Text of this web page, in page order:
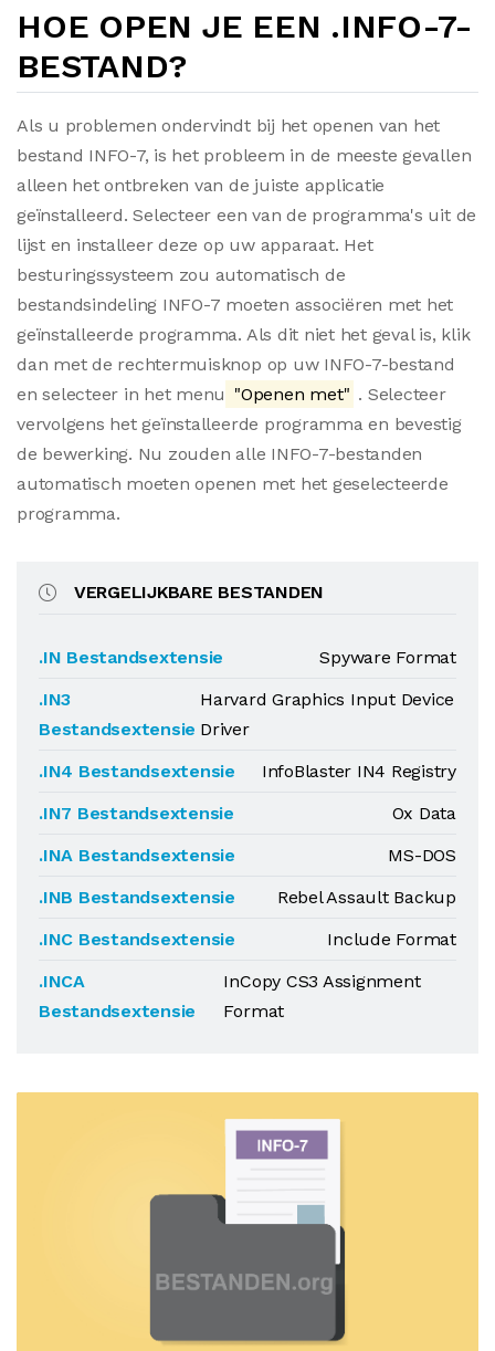
HOE OPEN JE EEN .INFO-7-
BESTAND?
Als u problemen ondervindt bij het openen van het
bestand INFO-7, is het probleem in de meeste gevallen
alleen het ontbreken van de juiste applicatie
geïnstalleerd. Selecteer een van de programma's uit de
lijst en installeer deze op uw apparaat. Het
besturingssysteem zou automatisch de
bestandsindeling INFO-7 moeten associëren met het
geïnstalleerde programma. Als dit niet het geval is, klik
dan met de rechtermuisknop op uw INFO-7-bestand
en selecteer in het menu "Openen met" . Selecteer
vervolgens het geïnstalleerde programma en bevestig
de bewerking. Nu zouden alle INFO-7-bestanden
automatisch moeten openen met het geselecteerde
programma.
VERGELIJKBARE BESTANDEN
.IN Bestandsextensie
Spyware Format
.IN3
Bestandsextensie
Harvard Graphics Input Device
Driver
.IN4 Bestandsextensie
InfoBlaster IN4 Registry
.IN7 Bestandsextensie
Ox Data
.INA Bestandsextensie
MS-DOS
.INB Bestandsextensie
Rebel Assault Backup
.INC Bestandsextensie
Include Format
.INCA
Bestandsextensie
InCopy CS3 Assignment
Format